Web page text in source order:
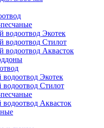
водоотвод Экотек
водоотвод Стилот
водоотвод Аквасток
Экотек
Стилот
Аквасток